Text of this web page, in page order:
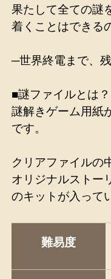
果たして全ての謎
着くことはできる
─世界終電まで、
■謎ファイルとは？
謎解きゲーム用紙
です。
クリアファイルの
オリジナルストー
のキットが入って
難易度